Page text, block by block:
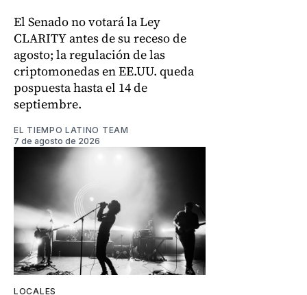
El Senado no votará la Ley
CLARITY antes de su receso de
agosto; la regulación de las
criptomonedas en EE.UU. queda
pospuesta hasta el 14 de
septiembre.
EL TIEMPO LATINO TEAM
7 de agosto de 2026
LOCALES